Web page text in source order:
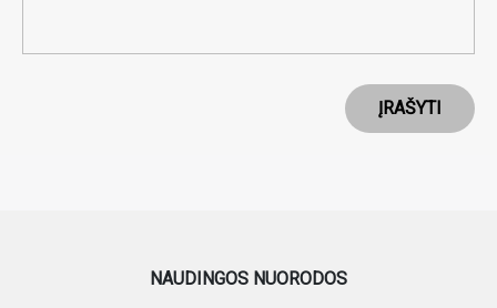
ĮRAŠYTI
NAUDINGOS NUORODOS